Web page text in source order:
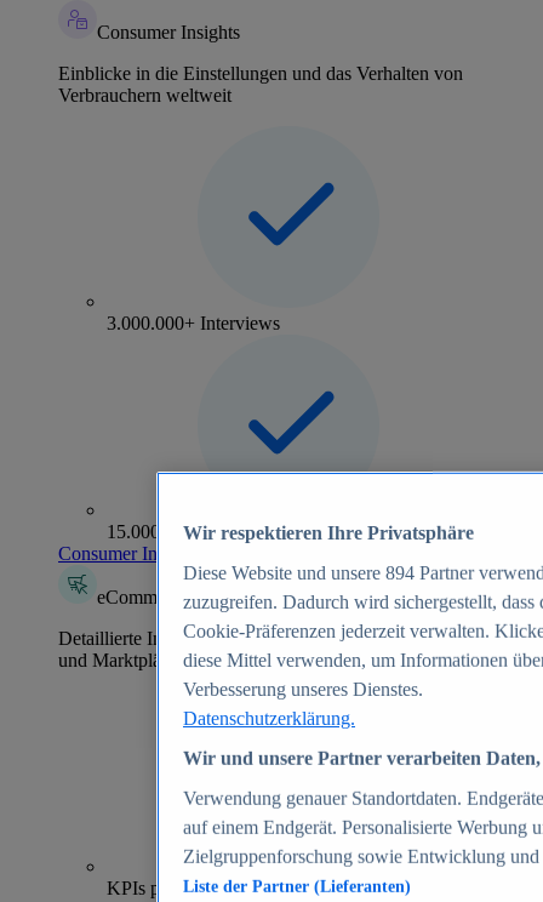
Consumer Insights
Einblicke in die Einstellungen und das Verhalten von
Verbrauchern weltweit
3.000.000+ Interviews
15.000+ Marken
Consumer Insights entdecken
eCommerce Insights
Detaillierte Informationen zu mehr als 39.000 Online-Shops
und Marktplätzen
70+
KPIs pro Shop
Wir respektieren Ihre Privatsphäre
Diese Website und unsere 894 Partner
zuzugreifen. Dadurch wird sichergestellt,
Cookie-Präferenzen jederzeit verwalten.
diese Mittel verwenden, um Informationen
Verbesserung unseres Dienstes.
Datenschutzerklärung.
Wir und unsere Partner verarbeiten
Verwendung genauer Standortdaten.
auf einem Endgerät. Personalisierte Werbung
Zielgruppenforschung sowie Entwicklung
Liste der Partner (Lieferanten)